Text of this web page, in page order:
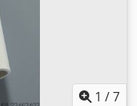
1 /7